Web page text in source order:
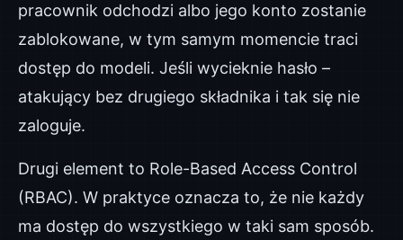
pracownik odchodzi albo jego konto zostanie
zablokowane, w tym samym momencie traci
dostęp do modeli. Jeśli wycieknie hasło –
atakujący bez drugiego składnika i tak się nie
zaloguje.
Drugi element to Role-Based Access Control
(RBAC). W praktyce oznacza to, że nie każdy
ma dostęp do wszystkiego w taki sam sposób.